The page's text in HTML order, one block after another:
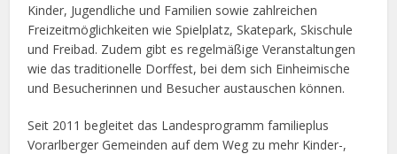
Kinder, Jugendliche und Familien sowie zahlreichen
Freizeitmöglichkeiten wie Spielplatz, Skatepark, Skischule
und Freibad. Zudem gibt es regelmäßige Veranstaltungen
wie das traditionelle Dorffest, bei dem sich Einheimische
und Besucherinnen und Besucher austauschen können.
Seit 2011 begleitet das Landesprogramm familieplus
Vorarlberger Gemeinden auf dem Weg zu mehr Kinder-,